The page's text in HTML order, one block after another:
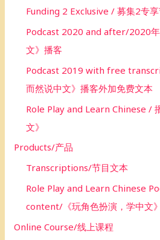
Funding 2 Exclusive / 募集2专享
Podcast 2020 and after/2020
文》播客
Podcast 2019 with free
而然说中文》播客外加免费文本
Role Play and Learn Chinese /
文》
Products/产品
Transcriptions/节目文本
Role Play and Learn Chinese
content/《玩角色扮演，学中文
Online Course/线上课程